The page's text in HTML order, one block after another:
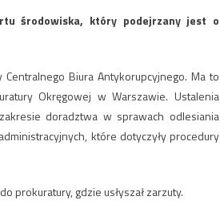
środowiska, który podejrzany jest o
Biura Antykorupcyjnego. Ma to
Okręgowej w Warszawie. Ustalenia
doradztwa w sprawach odlesiania
które dotyczyły procedury
prokuratury, gdzie usłyszał zarzuty.